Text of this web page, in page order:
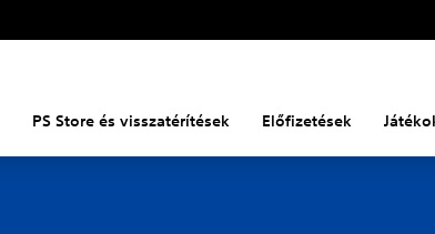
PS Store és visszatérítések Előfizetések